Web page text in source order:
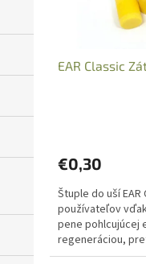
EAR Classic
€0,30
Štuple do uší
používateľov
pene pohlcujúcej
regeneráciou,
tvaru a